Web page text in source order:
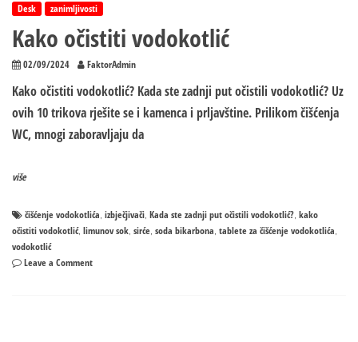
Desk zanimljivosti
Kako očistiti vodokotlić
02/09/2024 FaktorAdmin
Kako očistiti vodokotlić? Kada ste zadnji put očistili vodokotlić? Uz
ovih 10 trikova rješite se i kamenca i prljavštine. Prilikom čišćenja
WC, mnogi zaboravljaju da
više
čišćenje vodokotlića, izbječjivači, Kada ste zadnji put očistili vodokotlić?, kako
očistiti vodokotlić, limunov sok, sirće, soda bikarbona, tablete za čišćenje vodokotlića,
vodokotlić
Leave a Commenton